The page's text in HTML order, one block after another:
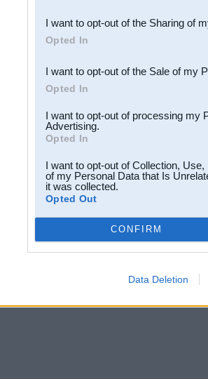
Downstream Participants
third parties.
I want to opt-out of the Sharing of
Opted In
I want to opt-out of the Sale of my
Opted In
I want to opt-out of processing my
Advertising.
Opted In
I want to opt-out of Collection,
of my Personal Data that Is
it was collected.
Opted Out
CONFIRM
Data Deletion